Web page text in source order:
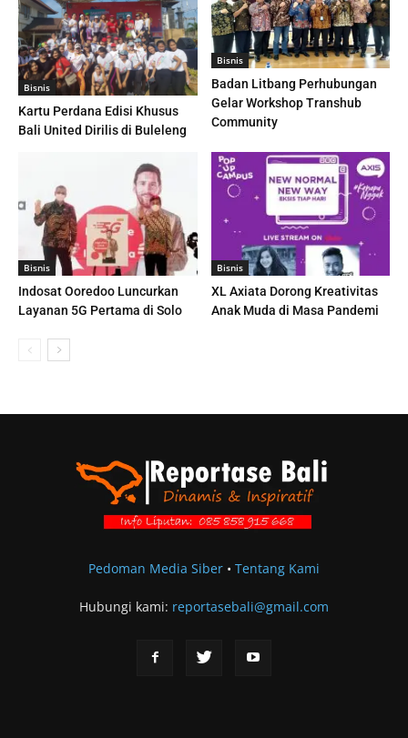
Bisnis
Kartu Perdana Edisi Khusus
Bali United Dirilis di Buleleng
Bisnis
Badan Litbang Perhubungan
Gelar Workshop Transhub
Community
Bisnis
Indosat Ooredoo Luncurkan
Layanan 5G Pertama di Solo
Bisnis
XL Axiata Dorong Kreativitas
Anak Muda di Masa Pandemi
Pedoman Media Siber• Tentang Kami
Hubungi kami: reportasebali@gmail.com